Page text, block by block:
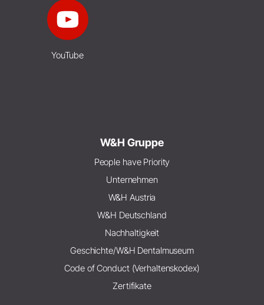
YouTube
W&H Gruppe
People have Priority
Unternehmen
W&H Austria
W&H Deutschland
Nachhaltigkeit
Geschichte/W&H Dentalmuseum
Code of Conduct (Verhaltenskodex)
Zertifikate